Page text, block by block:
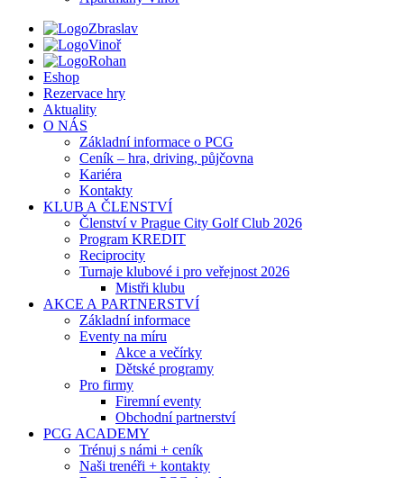
Zbraslav
Vinoř
Rohan
Eshop
Rezervace hry
Aktuality
O NÁS
Základní informace o PCG
Ceník – hra, driving, půjčovna
Kariéra
Kontakty
KLUB A ČLENSTVÍ
Členství v Prague City Golf Club 2026
Program KREDIT
Reciprocity
Turnaje klubové i pro veřejnost 2026
Mistři klubu
AKCE A PARTNERSTVÍ
Základní informace
Eventy na míru
Akce a večírky
Dětské programy
Pro firmy
Firemní eventy
Obchodní partnerství
PCG ACADEMY
Trénuj s námi + ceník
Naši trenéři + kontakty